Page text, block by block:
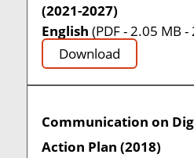
(2021-2027)
English (PDF - 2.05 MB -
Download
Communication on
Action Plan (2018)